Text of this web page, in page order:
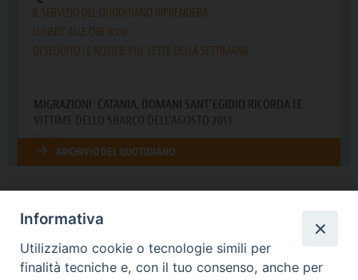
DIOCESI SUBURBICARIA DI ALBANO
Contatti:Tel.: 06.93268401 - Fax.: 06.9323844
Informativa
Utilizziamo cookie o tecnologie simili per
finalità tecniche e, con il tuo consenso, anche per